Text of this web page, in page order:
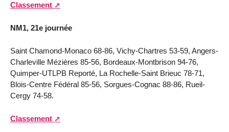
Classement
NM1, 21e journée
Saint Chamond-Monaco 68-86, Vichy-Chartres 53-59, Angers-
Charleville Mézières 85-56, Bordeaux-Montbrison 94-76,
Quimper-UTLPB Reporté, La Rochelle-Saint Brieuc 78-71,
Blois-Centre Fédéral 85-56, Sorgues-Cognac 88-86, Rueil-
Cergy 74-58.
Classement